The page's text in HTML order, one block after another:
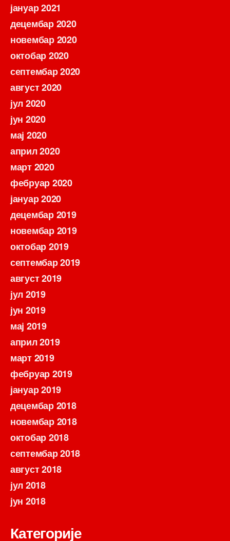
јануар 2021
децембар 2020
новембар 2020
октобар 2020
септембар 2020
август 2020
јул 2020
јун 2020
мај 2020
април 2020
март 2020
фебруар 2020
јануар 2020
децембар 2019
новембар 2019
октобар 2019
септембар 2019
август 2019
јул 2019
јун 2019
мај 2019
април 2019
март 2019
фебруар 2019
јануар 2019
децембар 2018
новембар 2018
октобар 2018
септембар 2018
август 2018
јул 2018
јун 2018
Категорије